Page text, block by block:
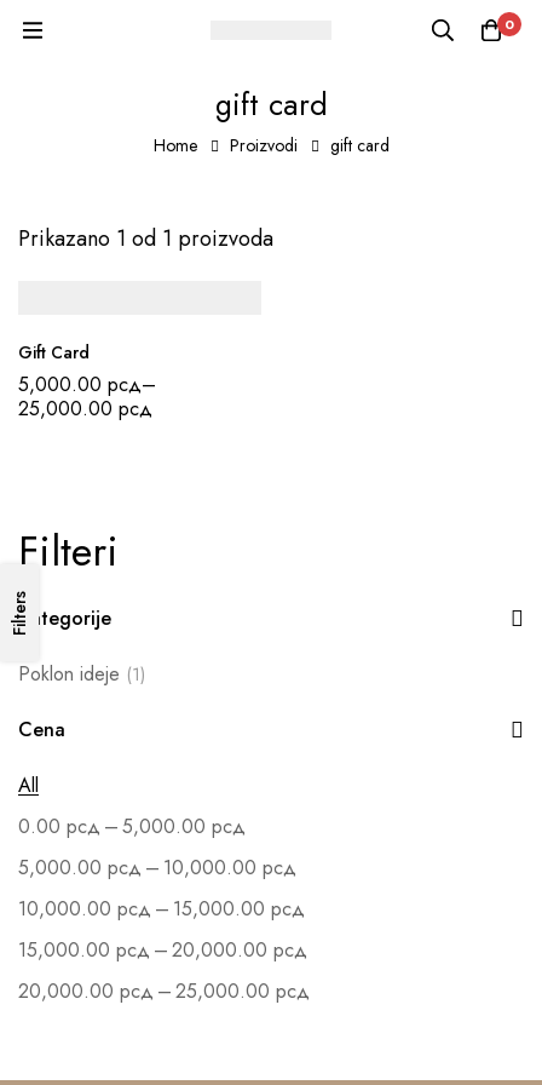
0
gift card
Home Proizvodi gift card
Filteri
Kategorije
Poklon ideje (1)
Cena
All
0.00 рсд –5,000.00 рсд
5,000.00 рсд – 10,000.00 рсд
10,000.00 рсд – 15,000.00 рсд
15,000.00 рсд –20,000.00 рсд
20,000.00 рсд –25,000.00 рсд
Filters
Prikazano 1 od 1 proizvoda
Gift Card
5,000.00 рсд–
25,000.00 рсд